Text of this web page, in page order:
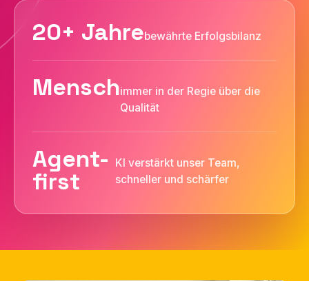
20+ Jahrebewährte Erfolgsbilanz
Menschimmer in der Regie über die
Qualität
Agent-
first
KI verstärkt unser Team,
schneller und schärfer